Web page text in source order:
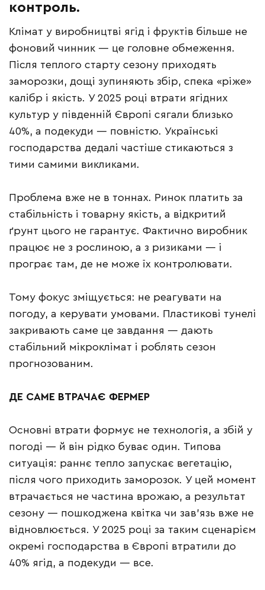
контроль.
Клімат у виробництві ягід і фруктів більше не
фоновий чинник — це головне обмеження.
Після теплого старту сезону приходять
заморозки, дощі зупиняють збір, спека «ріжe»
калібр і якість. У 2025 році втрати ягідних
культур у південній Європі сягали близько
40%, а подекуди — повністю. Українські
господарства дедалі частіше стикаються з
тими самими викликами.
Проблема вже не в тоннах. Ринок платить за
стабільність і товарну якість, а відкритий
ґрунт цього не гарантує. Фактично виробник
працює не з рослиною, а з ризиками — і
програє там, де не може їх контролювати.
Тому фокус зміщується: не реагувати на
погоду, а керувати умовами. Пластикові тунелі
закривають саме це завдання — дають
стабільний мікроклімат і роблять сезон
прогнозованим.
ДЕ САМЕ ВТРАЧАЄ ФЕРМЕР
Основні втрати формує не технологія, а збій у
погоді — й він рідко буває один. Типова
ситуація: раннє тепло запускає вегетацію,
після чого приходить заморозок. У цей момент
втрачається не частина врожаю, а результат
сезону — пошкоджена квітка чи зав’язь вже не
відновлюється. У 2025 році за таким сценарієм
окремі господарства в Європі втратили до
40% ягід, а подекуди — все.